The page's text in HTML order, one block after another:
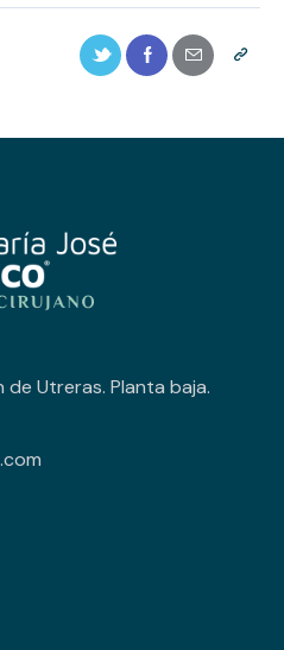
de Utreras. Planta baja.